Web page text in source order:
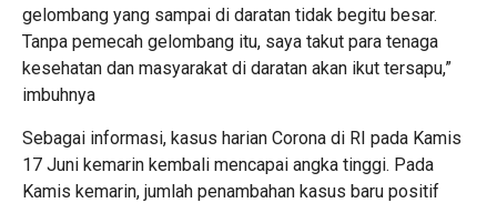
gelombang yang sampai di daratan tidak begitu besar.
Tanpa pemecah gelombang itu, saya takut para tenaga
kesehatan dan masyarakat di daratan akan ikut tersapu,”
imbuhnya
Sebagai informasi, kasus harian Corona di RI pada Kamis
17 Juni kemarin kembali mencapai angka tinggi. Pada
Kamis kemarin, jumlah penambahan kasus baru positif